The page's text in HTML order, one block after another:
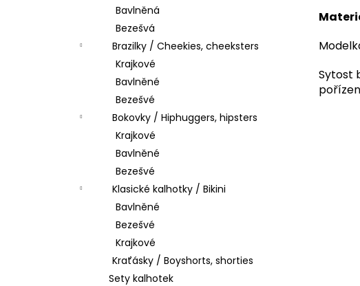
Bavlněná
Bezešvá
Brazilky / Cheekies, cheeksters
Krajkové
Bavlněné
Bezešvé
Bokovky / Hiphuggers, hipsters
Krajkové
Bavlněné
Bezešvé
Klasické kalhotky / Bikini
Bavlněné
Bezešvé
Krajkové
Kraťásky / Boyshorts, shorties
Sety kalhotek
Sytost